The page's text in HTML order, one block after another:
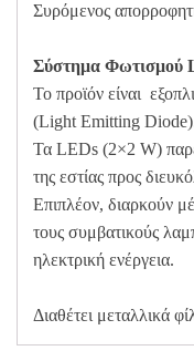
Συρόμενος
Σύστημα Φωτισμού
Το προϊόν είναι
(Light Emitting
Τα LEDs (2×2 W)
της εστίας προς
Επιπλέον, διαρκούν
τους συμβατικούς
ηλεκτρική ενέργεια.
Διαθέτει μεταλλικά